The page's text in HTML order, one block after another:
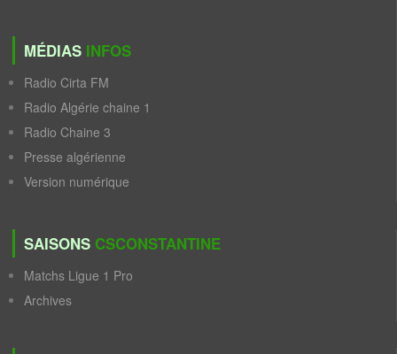
MÉDIAS INFOS
Radio Cirta FM
Radio Algérie chaine 1
Radio Chaine 3
Presse algérienne
Version numérique
SAISONS CSCONSTANTINE
Matchs Ligue 1 Pro
Archives